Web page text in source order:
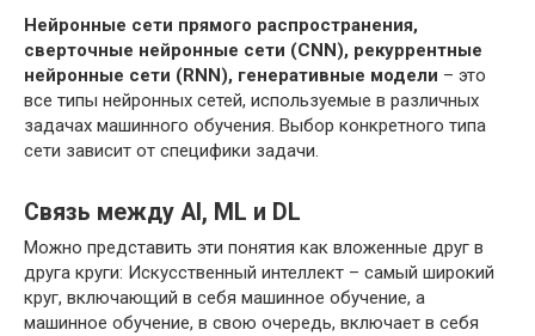
Нейронные сети прямого распространения,
сверточные нейронные сети (CNN), рекуррентные
нейронные сети (RNN), генеративные модели – это
все типы нейронных сетей, используемые в различных
задачах машинного обучения. Выбор конкретного типа
сети зависит от специфики задачи.
Связь между AI, ML и DL
Можно представить эти понятия как вложенные друг в
друга круги: Искусственный интеллект – самый широкий
круг, включающий в себя машинное обучение, а
машинное обучение, в свою очередь, включает в себя